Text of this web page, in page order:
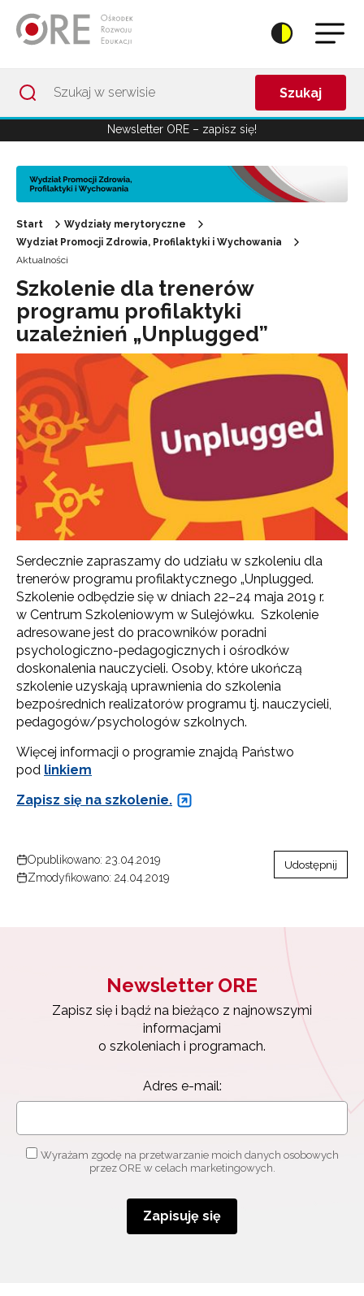
Szukaj
Newsletter ORE – zapisz się!
Start
Wydziały merytoryczne
Wydział Promocji Zdrowia, Profilaktyki i Wychowania
Aktualności
Szkolenie dla trenerów
programu profilaktyki
uzależnień „Unplugged”
Serdecznie zapraszamy do udziału w szkoleniu dla
trenerów programu profilaktycznego „Unplugged.
Szkolenie odbędzie się w dniach 22–24 maja 2019 r.
w Centrum Szkoleniowym w Sulejówku. Szkolenie
adresowane jest do pracowników poradni
psychologiczno-pedagogicznych i ośrodków
doskonalenia nauczycieli. Osoby, które ukończą
szkolenie uzyskają uprawnienia do szkolenia
bezpośrednich realizatorów programu tj. nauczycieli,
pedagogów/psychologów szkolnych.
Więcej informacji o programie znajdą Państwo
pod linkiem
Zapisz się na szkolenie.
Opublikowano: 23.04.2019
Zmodyfikowano: 24.04.2019
Udostępnij
Newsletter ORE
Zapisz się i bądź na bieżąco z najnowszymi
informacjami
o szkoleniach i programach.
Adres e-mail:
Wyrażam zgodę na przetwarzanie moich danych osobowych
przez ORE w celach marketingowych.
Zapisuję się